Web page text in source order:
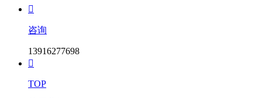

咨询
13916277698

TOP